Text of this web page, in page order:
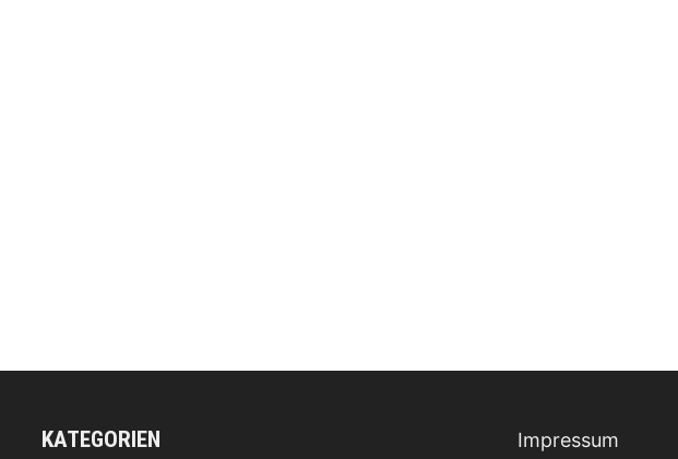
KATEGORIEN Impressum